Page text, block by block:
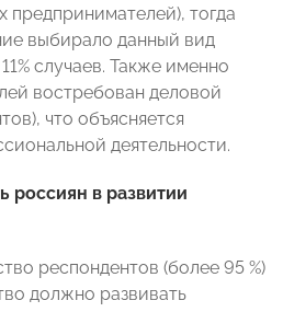
предпринимателей), тогда
выбирало данный вид
случаев. Также именно
востребован деловой
что объясняется
деятельности.
россиян в развитии
респондентов (более 95 %)
должно развивать